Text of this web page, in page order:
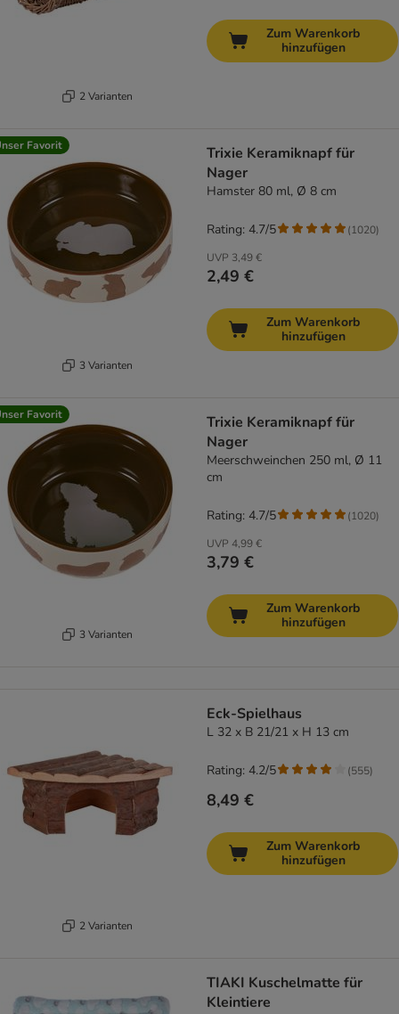
2 Varianten
Zum Warenkorb
hinzufügen
Favorit
3 Varianten
Trixie Keramiknapf für
Nager
Hamster 80 ml, Ø 8 cm
UVP 3,49 €
2,49 €
Rating: 4.7/5 (1020)
Zum Warenkorb
hinzufügen
Favorit
3 Varianten
Trixie Keramiknapf für
Nager
Meerschweinchen 250 ml, Ø 11
cm
UVP 4,99 €
3,79 €
Rating: 4.7/5 (1020)
Zum Warenkorb
hinzufügen
2 Varianten
Eck-Spielhaus
L 32 x B 21/21 x H 13 cm
8,49 €
Rating: 4.2/5 (555)
Zum Warenkorb
hinzufügen
TIAKI Kuschelmatte für
Kleintiere